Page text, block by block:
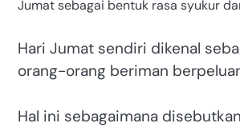
Jumat sebagai bentuk rasa syukur
Hari Jumat sendiri dikenal
orang-orang beriman
Hal ini sebagaimana